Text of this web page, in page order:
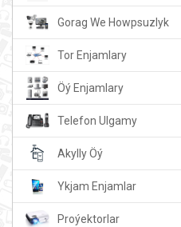
Gorag We Howpsuzlyk
Tor Enjamlary
Öý Enjamlary
Telefon Ulgamy
Akylly Öý
Ykjam Enjamlar
Proýektorlar